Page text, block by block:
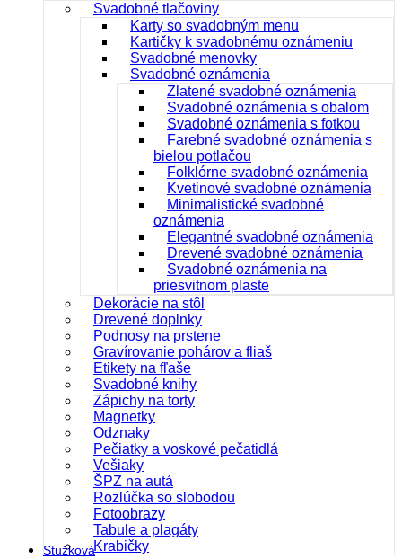
Svadobné tlačoviny
Karty so svadobným menu
Kartičky k svadobnému oznámeniu
Svadobné menovky
Svadobné oznámenia
Zlatené svadobné oznámenia
Svadobné oznámenia s obalom
Svadobné oznámenia s fotkou
Farebné svadobné oznámenia s
bielou potlačou
Folklórne svadobné oznámenia
Kvetinové svadobné oznámenia
Minimalistické svadobné
oznámenia
Elegantné svadobné oznámenia
Drevené svadobné oznámenia
Svadobné oznámenia na
priesvitnom plaste
Dekorácie na stôl
Drevené doplnky
Podnosy na prstene
Gravírovanie pohárov a fliaš
Etikety na fľaše
Svadobné knihy
Zápichy na torty
Magnetky
Odznaky
Pečiatky a voskové pečatidlá
Vešiaky
ŠPZ na autá
Rozlúčka so slobodou
Fotoobrazy
Tabule a plagáty
Krabičky
Stužková